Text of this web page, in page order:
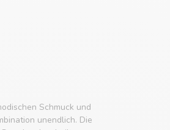
Schmuck und
unendlich. Die